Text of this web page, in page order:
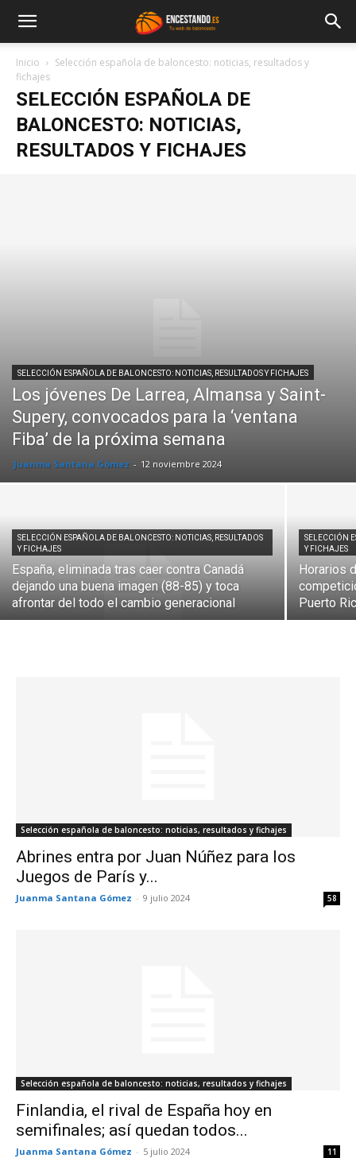
Inicio
Selección española de baloncesto: noticias, resultados y
fichajes
SELECCIÓN ESPAÑOLA DE
BALONCESTO: NOTICIAS,
RESULTADOS Y FICHAJES
SELECCIÓN ESPAÑOLA DE BALONCESTO: NOTICIAS, RESULTADOS Y FICHAJES
Los jóvenes De Larrea, Almansa y Saint-
Supery, convocados para la ‘ventana
Fiba’ de la próxima semana
Juanma Santana Gómez - 12 noviembre 2024
SELECCIÓN ESPAÑOLA DE BALONCESTO: NOTICIAS, RESULTADOS
Y FICHAJES
España, eliminada tras caer contra Canadá
dejando una buena imagen (88-85) y toca
afrontar del todo el cambio generacional
SELECCIÓN
Y FICHAJES
Horarios
Puerto
Selección española de baloncesto: noticias, resultados y fichajes
Abrines entra por Juan Núñez para los
Juegos de París y...
Juanma Santana Gómez - 9 julio 2024 58
Selección española de baloncesto: noticias, resultados y fichajes
Finlandia, el rival de España hoy en
semifinales; así quedan todos...
Juanma Santana Gómez - 5 julio 2024 11